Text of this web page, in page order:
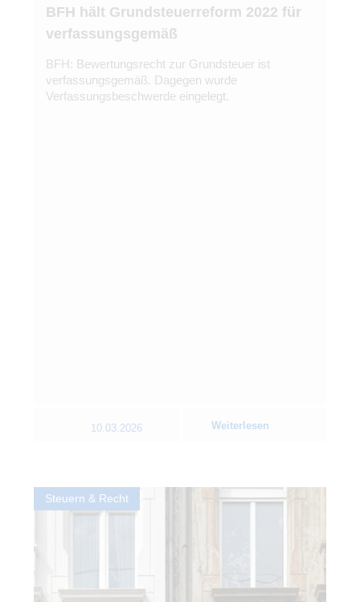
BFH hält Grundsteuerreform 2022 für
verfassungsgemäß
BFH: Bewertungsrecht zur Grundsteuer ist
verfassungsgemäß. Dagegen wurde
Verfassungsbeschwerde eingelegt.
10.03.2026 Weiterlesen
Steuern & Recht